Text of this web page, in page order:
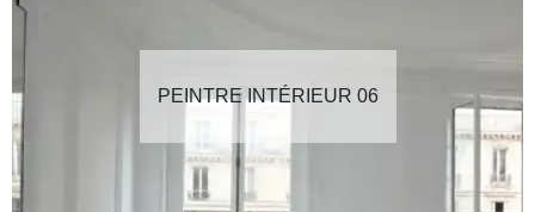
PEINTRE INTÉRIEUR 06